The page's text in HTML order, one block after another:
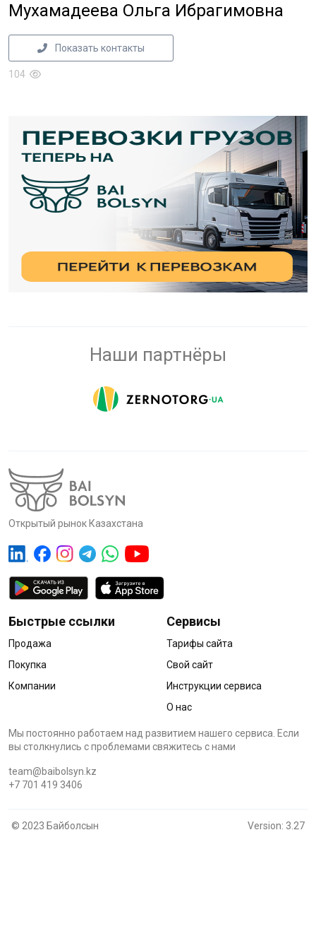
Мухамадеева Ольга Ибрагимовна
Показать контакты
104
Наши партнёры
Открытый рынок Казахстана
Быстрые ссылки
Продажа
Покупка
Компании
Сервисы
Тарифы сайта
Свой сайт
Инструкции сервиса
О нас
Мы постоянно работаем над развитием нашего сервиса. Если
вы столкнулись с проблемами cвяжитесь с нами
team@baibolsyn.kz
+7 701 419 3406
© 2023 Байболсын Version: 3.27